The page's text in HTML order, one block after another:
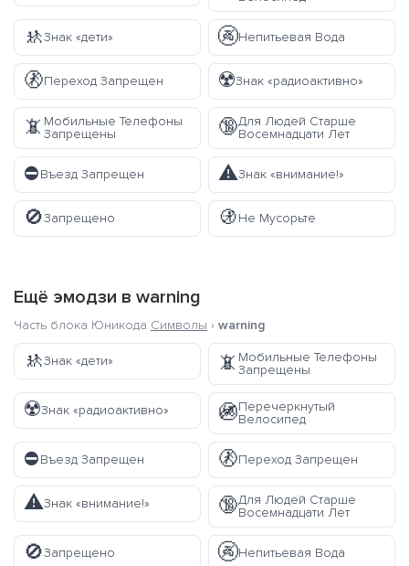
🚸Знак «дети» 🚱Непитьевая Вода
🚷Переход Запрещен ☢️Знак «радиоактивно»
📵 Мобильные Телефоны
Запрещены
🔞Для Людей Старше
Восемнадцати Лет
⛔Въезд Запрещен ⚠️Знак «внимание!»
🚫Запрещено 🚯Не Мусорьте
Ещё эмодзи в warning
Часть блока Юникода Символы › warning
🚸Знак «дети» 📵 Мобильные Телефоны
Запрещены
☢️Знак «радиоактивно» 🚳Перечеркнутый
Велосипед
⛔Въезд Запрещен 🚷Переход Запрещен
⚠️Знак «внимание!» 🔞Для Людей Старше
Восемнадцати Лет
🚫Запрещено 🚱Непитьевая Вода